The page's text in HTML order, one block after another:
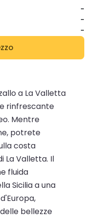
-
-
-
a La Valletta
rinfrescante
Mentre
potrete
costa
La Valletta. Il
fluida
Sicilia a una
bellezze